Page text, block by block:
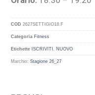
COD2627SETTIGIO18.F
Categoria Fitness
Etichette ISCRIVITI, NUOVO
Marchio:Stagione 26_27